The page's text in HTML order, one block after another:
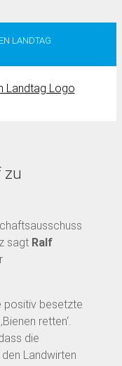
LANDTAG
zu
sagt Ralf
positiv besetzte
retten‘.
die
Landwirten